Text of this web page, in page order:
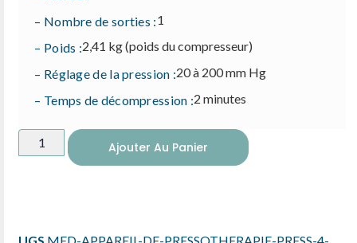
– Nombre de sorties :1
– Poids :2,41 kg (poids du compresseur)
– Réglage de la pression :20 à 200 mm Hg
– Temps de décompression :2 minutes
Ajouter Au Panier